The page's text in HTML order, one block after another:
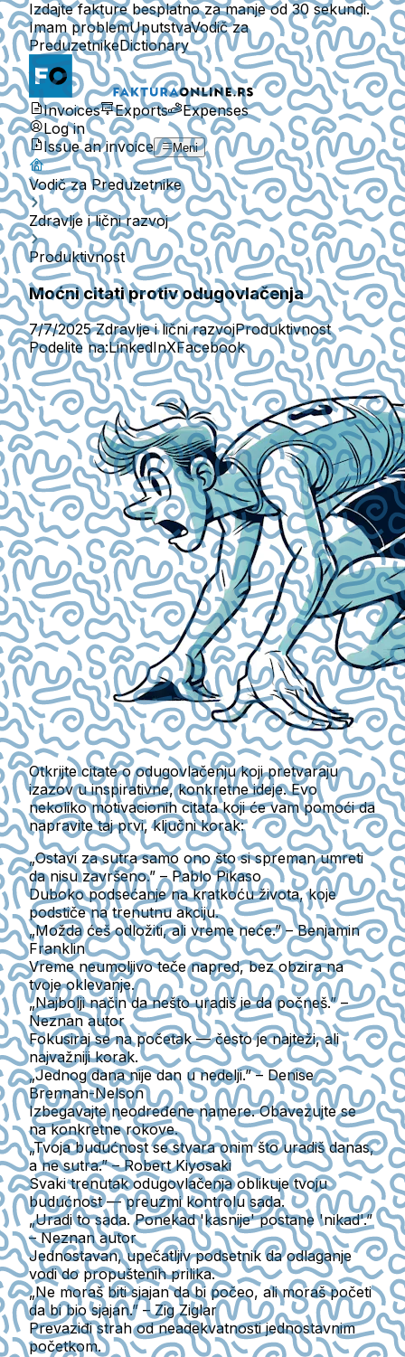
Izdajte fakture besplatno za manje od 30 sekundi.
Imam problemUputstvaVodič za
PreduzetnikeDictionary
Invoices Exports
Expenses
Log in
Issue an invoice
Meni
Vodič za Preduzetnike
Zdravlje i lični razvoj
Produktivnost
Moćni citati protiv odugovlačenja
7/7/2025Zdravlje i lični razvojProduktivnost
Podelite na:LinkedInXFacebook
Otkrijte citate o odugovlačenju koji pretvaraju
izazov u inspirativne, konkretne ideje. Evo
nekoliko motivacionih citata koji će vam pomoći da
napravite taj prvi, ključni korak:
„Ostavi za sutra samo ono što si spreman umreti
da nisu završeno.” – Pablo Pikaso
Duboko podsećanje na kratkoću života, koje
podstiče na trenutnu akciju.
„Možda ćeš odložiti, ali vreme neće.” – Benjamin
Franklin
Vreme neumoljivo teče napred, bez obzira na
tvoje oklevanje.
„Najbolji način da nešto uradiš je da počneš.” –
Neznan autor
Fokusiraj se na početak — često je najteži, ali
najvažniji korak.
„Jednog dana nije dan u nedelji.” – Denise
Brennan-Nelson
Izbegavajte neodređene namere. Obavezujte se
na konkretne rokove.
„Tvoja budućnost se stvara onim što uradiš danas,
a ne sutra.” – Robert Kiyosaki
Svaki trenutak odugovlačenja oblikuje tvoju
budućnost — preuzmi kontrolu sada.
„Uradi to sada. Ponekad 'kasnije' postane 'nikad'.”
– Neznan autor
Jednostavan, upečatljiv podsetnik da odlaganje
vodi do propuštenih prilika.
„Ne moraš biti sjajan da bi počeo, ali moraš početi
da bi bio sjajan.” – Zig Ziglar
Prevaziđi strah od neadekvatnosti jednostavnim
početkom.